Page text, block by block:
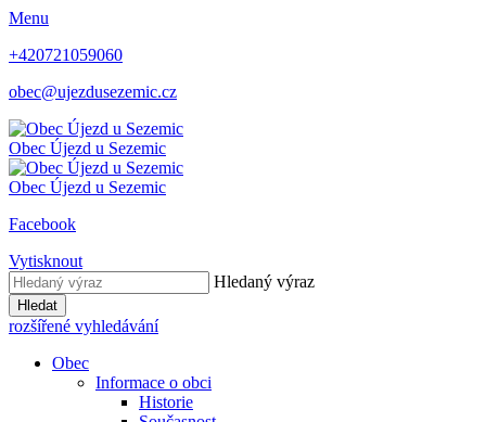
Menu
+420721059060
obec@ujezdusezemic.cz
Obec Újezd u Sezemic
Obec Újezd u Sezemic
Facebook
Vytisknout
Hledaný výraz
Hledat
rozšířené vyhledávání
Obec
Informace o obci
Historie